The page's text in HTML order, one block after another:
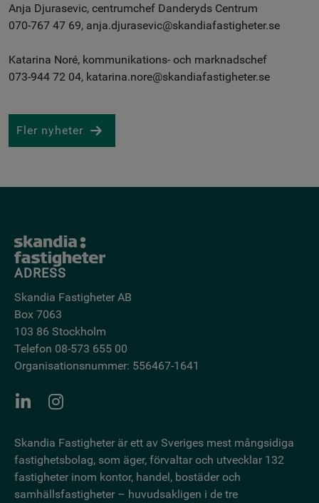
Anja Djurasevic, centrumchef Danderyds Centrum
070-767 47 69, anja.djurasevic@skandiafastigheter.se
Katarina Noré, kommunikations- och marknadschef
073-944 72 04, katarina.nore@skandiafastigheter.se
Fler nyheter
ADRESS
Skandia Fastigheter AB
Box 7063
103 86 Stockholm
Telefon 08-573 655 00
Organisationsnummer: 556467-1641
Skandia Fastigheter är ett av Sveriges mest mångsidiga
fastighetsbo­lag, som äger, förvaltar och utvecklar 132
fastigheter inom kontor, handel, bostäder och
samhällsfastigheter – huvudsakligen i de tre